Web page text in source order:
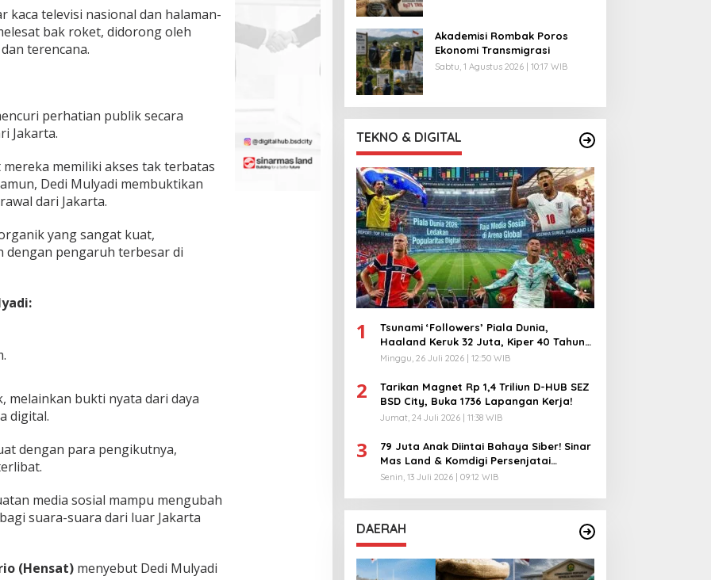
kaca televisi nasional dan halaman-
bak roket, didorong oleh
terencana.
perhatian publik secara
Jakarta.
memiliki akses tak terbatas
Dedi Mulyadi membuktikan
dari Jakarta.
yang sangat kuat,
dengan pengaruh terbesar di
melainkan bukti nyata dari daya
digital.
dengan para pengikutnya,
media sosial mampu mengubah
suara-suara dari luar Jakarta
(Hensat) menyebut Dedi Mulyadi
Akademisi Rombak Poros
Ekonomi Transmigrasi
Sabtu, 1 Agustus 2026 | 10:17 WIB
TEKNO & DIGITAL
1
Tsunami ‘Followers’ Piala Dunia,
Haaland Keruk 32 Juta, Kiper 40 Tahun
Bikin Geger!
Minggu, 26 Juli 2026 | 12:50 WIB
2
Tarikan Magnet Rp 1,4 Triliun D-HUB SEZ
BSD City, Buka 1736 Lapangan Kerja!
Jumat, 24 Juli 2026 | 11:38 WIB
3
79 Juta Anak Diintai Bahaya Siber! Sinar
Mas Land & Komdigi Persenjatai
Ratusan Guru!
Senin, 13 Juli 2026 | 09:12 WIB
DAERAH